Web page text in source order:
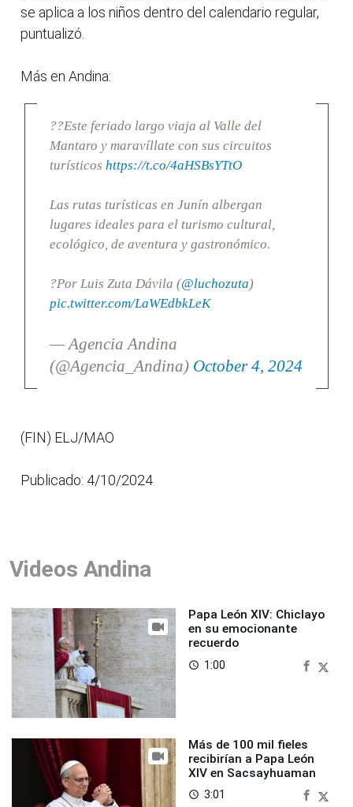
se aplica a los niños dentro del calendario regular,
puntualizó.
Más en Andina:
??Este feriado largo viaja al Valle del
Mantaro y maravíllate con sus circuitos
turísticos https://t.co/4aHSBsYTtO
Las rutas turísticas en Junín albergan
lugares ideales para el turismo cultural,
ecológico, de aventura y gastronómico.
?Por Luis Zuta Dávila (@luchozuta)
pic.twitter.com/LaWEdbkLeK
— Agencia Andina
(@Agencia_Andina) October 4, 2024
(FIN) ELJ/MAO
Publicado: 4/10/2024
Videos Andina
Papa León XIV: Chiclayo
en su emocionante
recuerdo
access_time 1:00
Más de 100 mil fieles
recibirían a Papa León
XIV en Sacsayhuaman
access_time 3:01